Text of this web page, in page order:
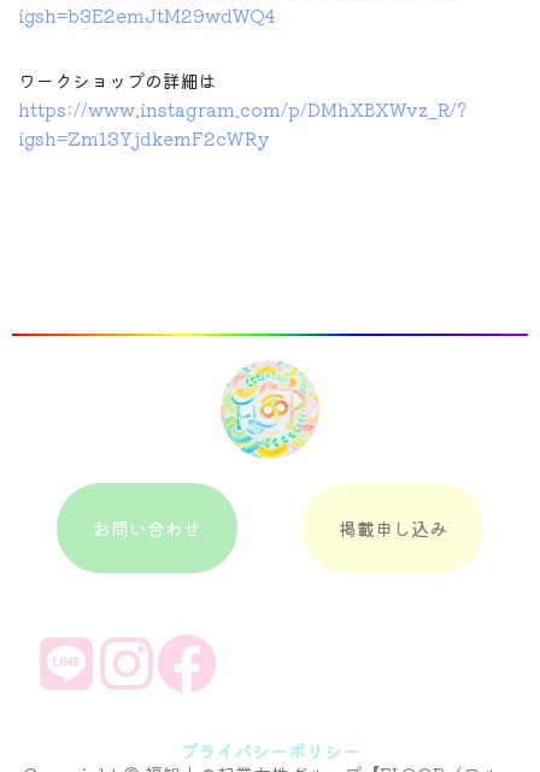
igsh=b3E2emJtM29wdWQ4
ワークショップの詳細は
https://www.instagram.com/p/DMhXBXWvz_R/?
igsh=Zm13YjdkemF2cWRy
お問い合わせ 掲載申し込み
プライバシーポリシー